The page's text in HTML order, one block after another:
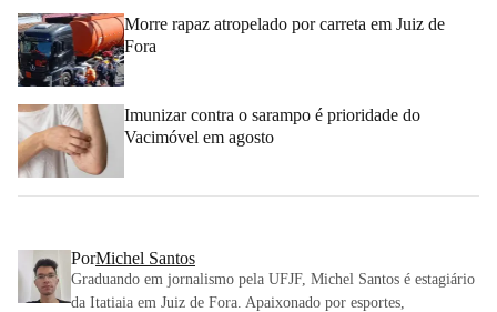
Morre rapaz atropelado por carreta em Juiz de
Fora
Imunizar contra o sarampo é prioridade do
Vacimóvel em agosto
PorMichel Santos
Graduando em jornalismo pela UFJF, Michel Santos é estagiário
da Itatiaia em Juiz de Fora. Apaixonado por esportes,